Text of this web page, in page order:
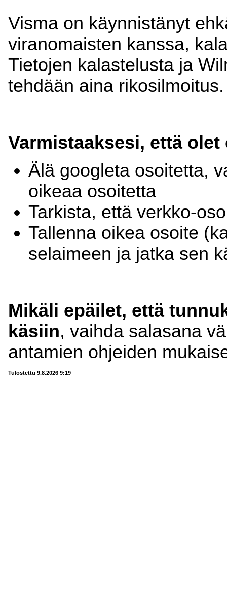
Visma on käynnistänyt
viranomaisten kanssa,
Tietojen kalastelusta ja
tehdään aina rikosilmoitus.
Varmistaaksesi, että
Älä googleta osoitetta,
oikeaa osoitetta
Tarkista, että verkko-
Tallenna oikea osoite
selaimeen ja jatka sen
Mikäli epäilet, että
käsiin, vaihda salasana
antamien ohjeiden
Tulostettu 9.8.2026 9:19